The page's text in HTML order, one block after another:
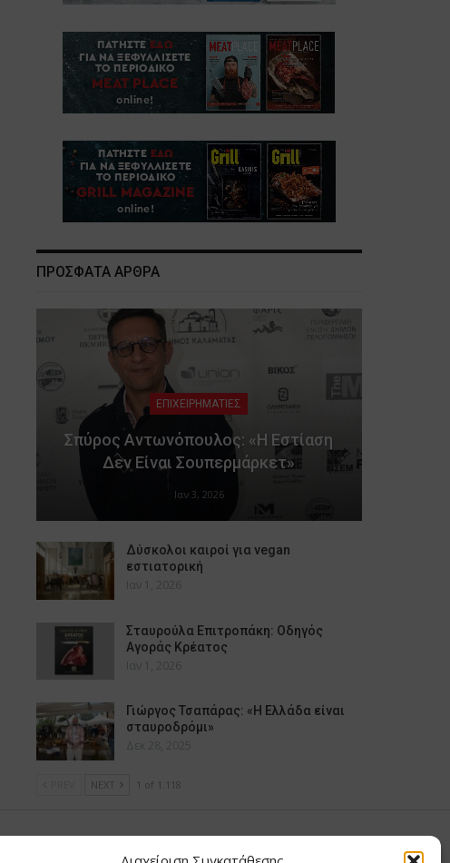
ΠΡΟΣΦΑΤΑ ΑΡΘΡΑ
ΕΠΙΧΕΙΡΗΜΑΤΙΕΣ
Σπύρος Αντωνόπουλος: «Η Εστίαση
Δεν Είναι Σουπερμάρκετ»
Ιαν 3, 2026
Δύσκολοι καιροί για vegan
εστιατορική
Ιαν 1, 2026
Σταυρούλα Επιτροπάκη: Οδηγός
Αγοράς Κρέατος
Ιαν 1, 2026
Γιώργος Τσαπάρας: «Η Ελλάδα είναι
σταυροδρόμι»
Δεκ 28, 2025
NEXT 1 of 1.118